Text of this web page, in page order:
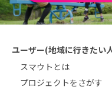
ユーザー(地域に行きたい
スマウトとは
プロジェクトをさがす